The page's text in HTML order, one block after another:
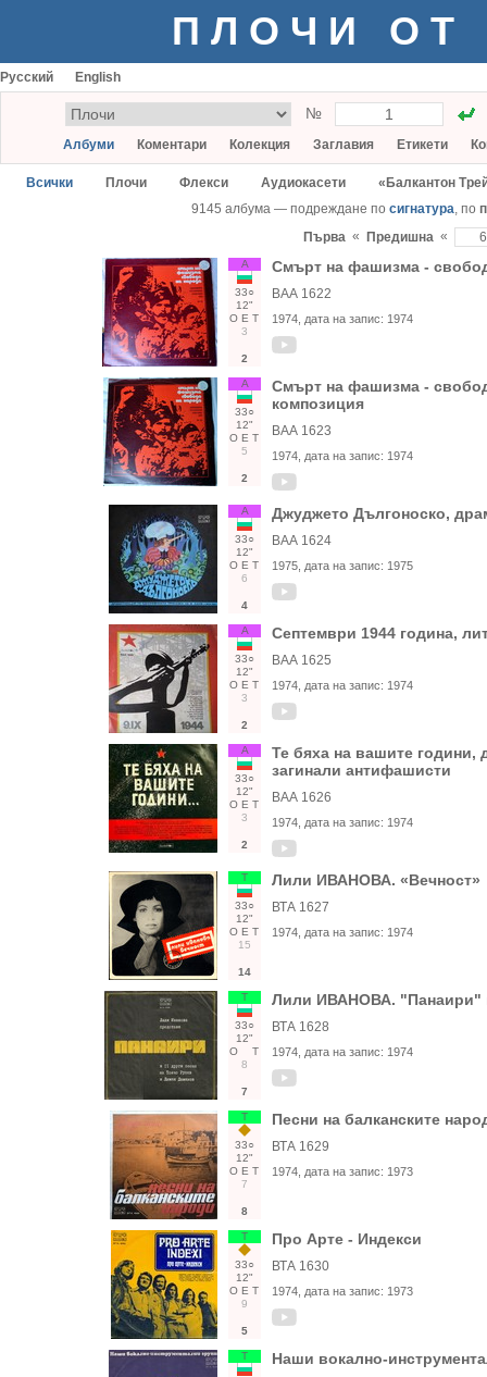
ПЛОЧИ ОТ
Русский English
№
Албуми Коментари Колекция Заглавия Етикети
Всички Плочи Флекси Аудиокасети
«Балкантон
9145 албума — подреждане по сигнатура, по
Първа « Предишна «
А
33○
12"
О Е Т
3
2
Смърт на фашизма -
ВАА 1622
1974 , дата на запис: 1974
А
33○
12"
О Е Т
5
2
Смърт на фашизма -
композиция
ВАА 1623
1974 , дата на запис: 1974
А
33○
12"
О Е Т
6
4
Джуджето Дългоноско,
ВАА 1624
1975 , дата на запис: 1975
А
33○
12"
О Е Т
3
2
Септември 1944 година,
ВАА 1625
1974 , дата на запис: 1974
А
33○
12"
О Е Т
3
2
Те бяха на вашите години,
загинали антифашисти
ВАА 1626
1974 , дата на запис: 1974
Т
33○
12"
О Е Т
15
14
Лили ИВАНОВА. «Вечност»
ВТА 1627
1974 , дата на запис: 1974
Т
33○
12"
О
Т
8
7
Лили ИВАНОВА. "Панаири"
ВТА 1628
1974 , дата на запис: 1974
Т
33○
12"
О Е Т
7
8
Песни на балканските
ВТА 1629
1974 , дата на запис: 1973
Т
33○
12"
О Е Т
9
5
Про Арте - Индекси
ВТА 1630
1974 , дата на запис: 1973
Т Наши вокално-